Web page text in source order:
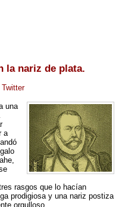
la nariz de plata.
Twitter
una
a
rasgos que lo hacían
prodigiosa y una nariz postiza
orgulloso.